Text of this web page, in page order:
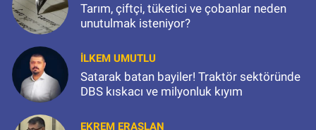
Tarım, çiftçi, tüketici ve çobanlar neden
unutulmak isteniyor?
İLKEM UMUTLU
Satarak batan bayiler! Traktör sektöründe
DBS kıskacı ve milyonluk kıyım
EKREM ERASLAN